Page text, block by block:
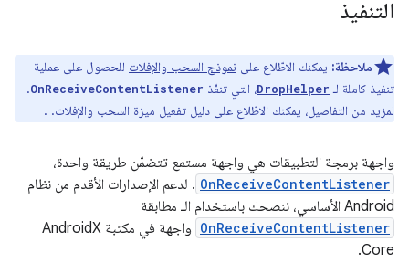
التنفيذ
ملاحظة: يمكنك الاطّلاع على نموذج السحب والإفلات للحصول على عملية
تنفيذ كاملة لـ DropHelper، التي تنفّذ OnReceiveContentListener
.
لمزيد من التفاصيل، يمكنك الاطّلاع على دليل تفعيل ميزة السحب والإفلات. .
واجهة برمجة التطبيقات هي واجهة مستمع تتضمّن طريقة واحدة،
OnReceiveContentListener . لدعم الإصدارات الأقدم من نظام
Android الأساسي، ننصحك باستخدام الـ مطابقة
OnReceiveContentListener
واجهة في مكتبة AndroidX
Core.